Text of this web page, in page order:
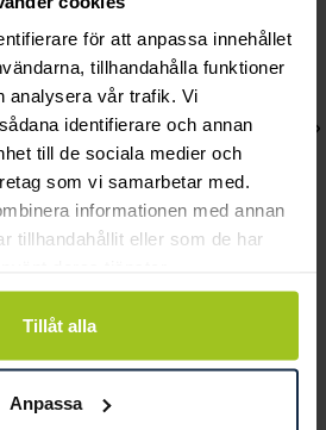
för att anpassa innehållet
tillhandahålla funktioner
analysera vår trafik. Vi
identifierare och annan
till de sociala medier och
som vi samarbetar med.
informationen med annan
tillhandahållit eller som de har
Tillåt alla
Anpassa
Caroline Svedbom
Amelia Stud Earrings /
Crystal